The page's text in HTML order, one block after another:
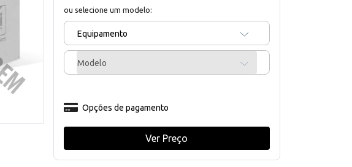
ou selecione um modelo:
Equipamento
Modelo
Opções de pagamento
Ver Preço